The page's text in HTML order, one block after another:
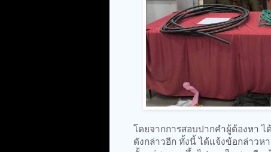
โดยจากการสอบปากคำผู้ต้องหา ไ
ดังกล่าวอีก ทั้งนี้ ได้แจ้งข้อกล่าวห